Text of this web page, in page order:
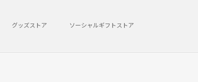
グッズストア ソーシャルギフトストア